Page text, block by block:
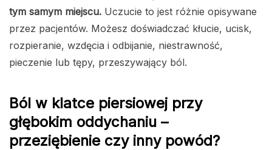
tym samym miejscu. Uczucie to jest różnie opisywane
przez pacjentów. Możesz doświadczać kłucie, ucisk,
rozpieranie, wzdęcia i odbijanie, niestrawność,
pieczenie lub tępy, przeszywający ból.
Ból w klatce piersiowej przy
głębokim oddychaniu –
przeziębienie czy inny powód?